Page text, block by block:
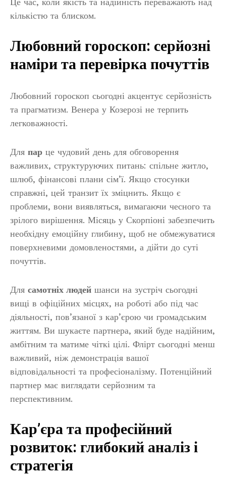
кількістю та блиском.
Любовний гороскоп: серйозні
наміри та перевірка почуттів
Любовний гороскоп сьогодні акцентує серйозність
та прагматизм. Венера у Козерозі не терпить
легковажності.
Для пар це чудовий день для обговорення
важливих, структуруючих питань: спільне житло,
шлюб, фінансові плани сім’ї. Якщо стосунки
справжні, цей транзит їх зміцнить. Якщо є
проблеми, вони виявляться, вимагаючи чесного та
зрілого вирішення. Місяць у Скорпіоні забезпечить
необхідну емоційну глибину, щоб не обмежуватися
поверхневими домовленостями, а дійти до суті
почуттів.
Для самотніх людей шанси на зустріч сьогодні
вищі в офіційних місцях, на роботі або під час
діяльності, пов’язаної з кар’єрою чи громадським
життям. Ви шукаєте партнера, який буде надійним,
амбітним та матиме чіткі цілі. Флірт сьогодні менш
важливий, ніж демонстрація вашої
відповідальності та професіоналізму. Потенційний
партнер має виглядати серйозним та
перспективним.
Кар’єра та професійний
розвиток: глибокий аналіз і
стратегія